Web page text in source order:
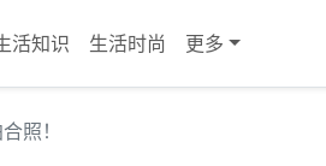
活知识 生活时尚 更多
照！